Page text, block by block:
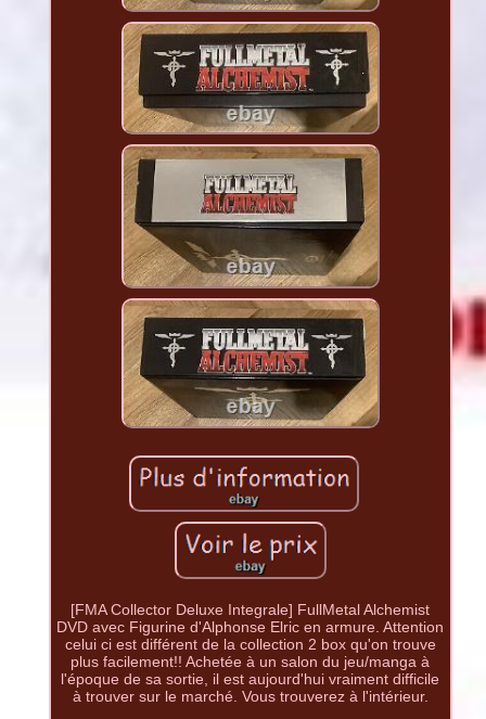
[FMA Collector Deluxe Integrale] FullMetal Alchemist
DVD avec Figurine d'Alphonse Elric en armure. Attention
celui ci est différent de la collection 2 box qu'on trouve
plus facilement!! Achetée à un salon du jeu/manga à
l'époque de sa sortie, il est aujourd'hui vraiment difficile
à trouver sur le marché. Vous trouverez à l'intérieur.